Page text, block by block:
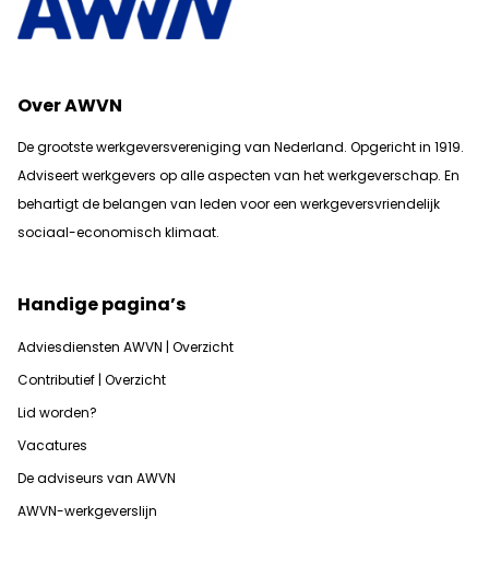
Over AWVN
De grootste werkgeversvereniging van Nederland. Opgericht in 1919.
Adviseert werkgevers op alle aspecten van het werkgeverschap. En
behartigt de belangen van leden voor een werkgeversvriendelijk
sociaal-economisch klimaat.
Handige pagina’s
Adviesdiensten AWVN | Overzicht
Contributief | Overzicht
Lid worden?
Vacatures
De adviseurs van AWVN
AWVN-werkgeverslijn